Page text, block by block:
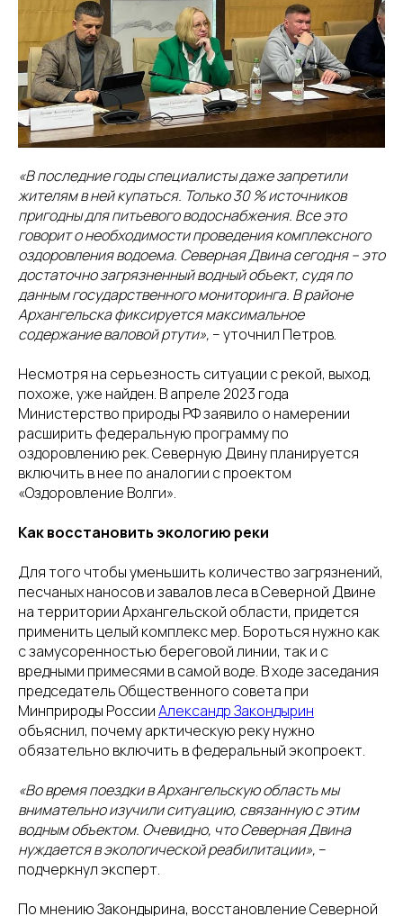
«В последние годы специалисты даже запретили
жителям в ней купаться. Только 30 % источников
пригодны для питьевого водоснабжения. Все это
говорит о необходимости проведения комплексного
оздоровления водоема. Северная Двина сегодня – это
достаточно загрязненный водный объект, судя по
данным государственного мониторинга. В районе
Архангельска фиксируется максимальное
содержание валовой ртути», – уточнил Петров.
Несмотря на серьезность ситуации с рекой, выход,
похоже, уже найден. В апреле 2023 года
Министерство природы РФ заявило о намерении
расширить федеральную программу по
оздоровлению рек. Северную Двину планируется
включить в нее по аналогии с проектом
«Оздоровление Волги».
Как восстановить экологию реки
Для того чтобы уменьшить количество загрязнений,
песчаных наносов и завалов леса в Северной Двине
на территории Архангельской области, придется
применить целый комплекс мер. Бороться нужно как
с замусоренностью береговой линии, так и с
вредными примесями в самой воде. В ходе заседания
председатель Общественного совета при
Минприроды РоссииАлександр Закондырин
объяснил, почему арктическую реку нужно
обязательно включить в федеральный экопроект.
«Во время поездки в Архангельскую область мы
внимательно изучили ситуацию, связанную с этим
водным объектом. Очевидно, что Северная Двина
нуждается в экологической реабилитации», –
подчеркнул эксперт.
По мнению Закондырина, восстановление Северной